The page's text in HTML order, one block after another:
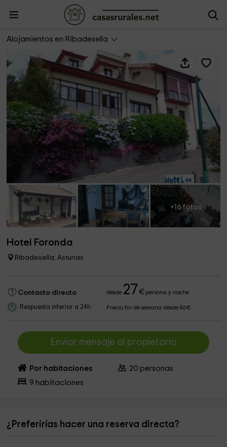
Alojamientos en Ribadesella
+16 fotos
Hotel Foronda
Ribadesella, Asturias
Contacto directo desde 27 €persona y noche
Respuesta inferior a 24h Precio fin de semana desde 86€
Enviar mensaje al propietario
Por habitaciones 20 personas
9 habitaciones
¿Preferirías hacer una reserva directa?